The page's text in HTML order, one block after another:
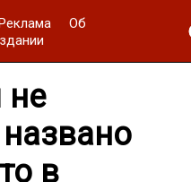
Об
не
в